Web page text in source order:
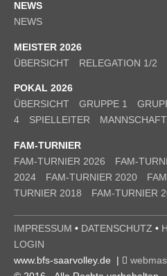
NEWS
NEWS
MEISTER 2026
ÜBERSICHT
RELEGATION 1/2
POKAL 2026
ÜBERSICHT
GRUPPE 1
4
SPIELLEITER
FAM-TURNIER
FAM-TURNIER 2026
FAM-
2024
FAM-TURNIER 2020
TURNIER 2018
FAM-TURNIER
IMPRESSUM • DATENSCHUTZ •
LOGIN
www.bfs-saarvolley.de |